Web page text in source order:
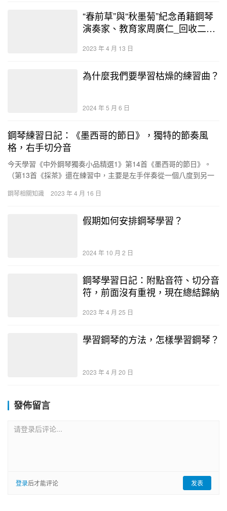
“春前草”與“秋墨菊”紀念甬籍鋼琴
演奏家、教育家周廣仁_回收二手
2023 年 4 月 13 日
為什麼我們要學習枯燥的練習曲？
2024 年 5 月 6 日
鋼琴練習日記：《墨西哥的節日》，獨特的節奏風
格，右手切分音
今天學習《中外鋼琴獨奏小品精選1》第14首《墨西哥的節日》。
（第13首《採茶》還在練習中，主要是左手伴奏從一個八度到另一
手…
鋼琴相關知識 2023 年 4 月 16 日
假期如何安排鋼琴學習？
2024 年 10 月 2 日
鋼琴學習日記：附點音符、切分音
符，前面沒有重視，現在總結歸納
2023 年 4 月 25 日
學習鋼琴的方法，怎樣學習鋼琴？
2023 年 4 月 20 日
發佈留言
请登录后评论...
登录后才能评论 发表